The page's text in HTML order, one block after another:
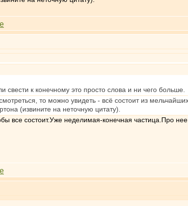
свести к конечному это просто слова и ни чего больше.
то можно увидеть - всё состоит из
(извините на неточную цитату).
все состоит.Уже неделимая-конечная частица.Про